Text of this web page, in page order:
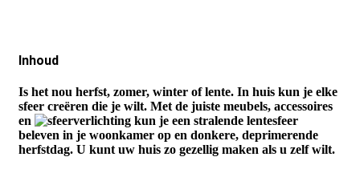
Inhoud
Is het nou herfst, zomer, winter of lente. In huis kun je elke
sfeer creëren die je wilt. Met de juiste meubels, accessoires
en
verlichting kun je een stralende lentesfeer
beleven in je woonkamer op en donkere, deprimerende
herfstdag. U kunt uw huis zo gezellig maken als u zelf wilt.